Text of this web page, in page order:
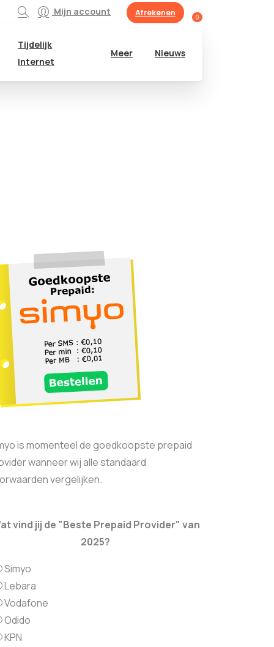
Mijn account Afrekenen 0
Tijdelijk
Internet
Meer Nieuws
is momenteel de goedkoopste prepaid
wanneer wij alle standaard
vergelijken.
vind jij de "Beste Prepaid Provider" van
2025?
Simyo
Lebara
Vodafone
Odido
KPN